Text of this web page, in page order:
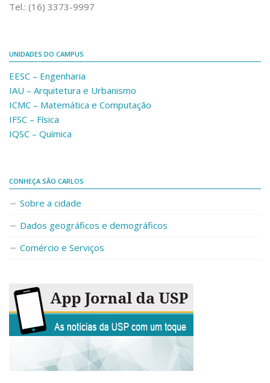
Tel.: (16) 3373-9997
UNIDADES DO CAMPUS
EESC – Engenharia
IAU – Arquitetura e Urbanismo
ICMC – Matemática e Computação
IFSC – Física
IQSC – Química
CONHEÇA SÃO CARLOS
Sobre a cidade
Dados geográficos e demográficos
Comércio e Serviços